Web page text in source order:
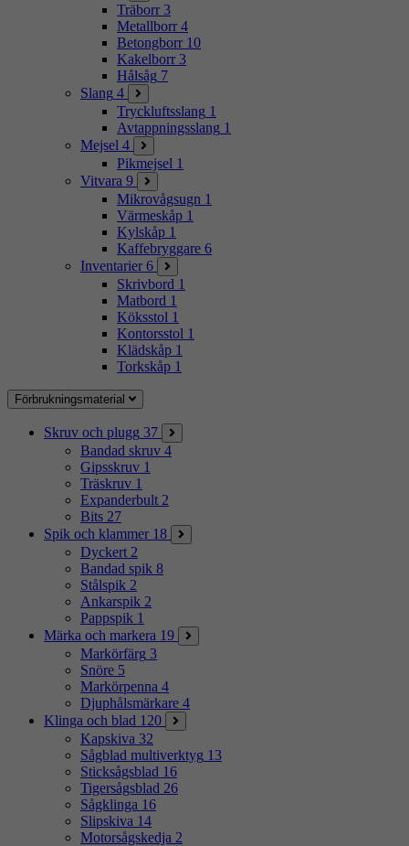
Träborr 3
Metallborr 4
Betongborr 10
Kakelborr 3
Hålsåg 7
Slang 4
Tryckluftsslang 1
Avtappningsslang 1
Mejsel 4
Pikmejsel 1
Vitvara 9
Mikrovågsugn 1
Värmeskåp 1
Kylskåp 1
Kaffebryggare 6
Inventarier 6
Skrivbord 1
Matbord 1
Köksstol 1
Kontorsstol 1
Klädskåp 1
Torkskåp 1
Förbrukningsmaterial
Skruv och plugg 37
Bandad skruv 4
Gipsskruv 1
Träskruv 1
Expanderbult 2
Bits 27
Spik och klammer 18
Dyckert 2
Bandad spik 8
Stålspik 2
Ankarspik 2
Pappspik 1
Märka och markera 19
Markörfärg 3
Snöre 5
Markörpenna 4
Djuphålsmärkare 4
Klinga och blad 120
Kapskiva 32
Sågblad multiverktyg 13
Sticksågsblad 16
Tigersågsblad 26
Sågklinga 16
Slipskiva 14
Motorsågskedja 2